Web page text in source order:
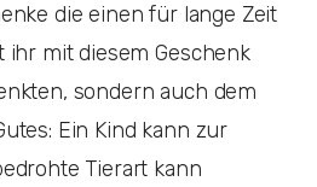
die einen für lange Zeit
ihr mit diesem Geschenk
sondern auch dem
Ein Kind kann zur
Tierart kann